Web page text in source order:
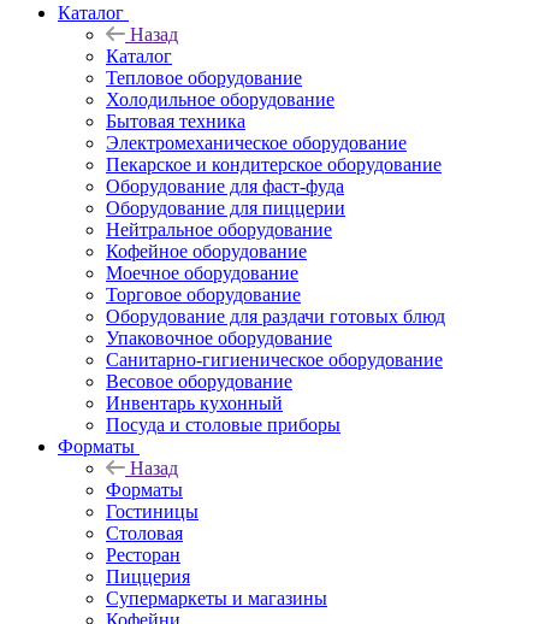
Каталог
Назад
Каталог
Тепловое оборудование
Холодильное оборудование
Бытовая техника
Электромеханическое оборудование
Пекарское и кондитерское оборудование
Оборудование для фаст-фуда
Оборудование для пиццерии
Нейтральное оборудование
Кофейное оборудование
Моечное оборудование
Торговое оборудование
Оборудование для раздачи готовых блюд
Упаковочное оборудование
Санитарно-гигиеническое оборудование
Весовое оборудование
Инвентарь кухонный
Посуда и столовые приборы
Форматы
Назад
Форматы
Гостиницы
Столовая
Ресторан
Пиццерия
Супермаркеты и магазины
Кофейни